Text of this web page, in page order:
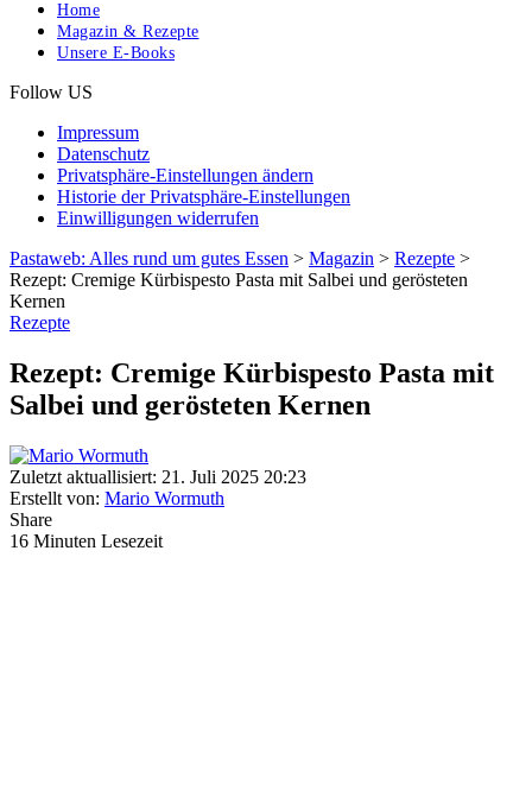
Home
Magazin & Rezepte
Unsere E-Books
Follow US
Impressum
Datenschutz
Privatsphäre-Einstellungen ändern
Historie der Privatsphäre-Einstellungen
Einwilligungen widerrufen
Pastaweb: Alles rund um gutes Essen > Magazin > Rezepte >
Rezept: Cremige Kürbispesto Pasta mit Salbei und gerösteten
Kernen
Rezepte
Rezept: Cremige Kürbispesto Pasta mit
Salbei und gerösteten Kernen
Zuletzt aktuallisiert: 21. Juli 2025 20:23
Erstellt von: Mario Wormuth
Share
16 Minuten Lesezeit